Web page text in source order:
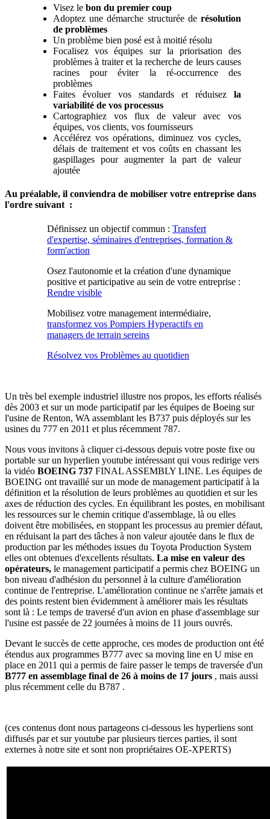
Visez le bon du premier coup
Adoptez une démarche structurée de résolution
de problèmes
Un problème bien posé est à moitié résolu
Focalisez vos équipes sur la priorisation des
problèmes à traiter et la recherche de leurs causes
racines pour éviter la ré-occurrence des
problèmes
Faites évoluer vos standards et réduisez la
variabilité de vos processus
Cartographiez vos flux de valeur avec vos
équipes, vos clients, vos fournisseurs
Accélérez vos opérations, diminuez vos cycles,
délais de traitement et vos coûts en chassant les
gaspillages pour augmenter la part de valeur
ajoutée
Au préalable, il conviendra de mobiliser votre entreprise dans
l'ordre suivant :
Définissez un objectif commun : Transfert
d'expertise, séminaires d'entreprises, formation &
form'action
Osez l'autonomie et la création d'une dynamique
positive et participative au sein de votre entreprise :
Rendre visible
Mobilisez votre management intermédiaire,
transformez vos Pompiers Hyperactifs en
managers de terrain sereins
Résolvez vos Problèmes au quotidien
Un très bel exemple industriel illustre nos propos, les efforts réalisés
dès 2003 et sur un mode participatif par les équipes de Boeing sur
l'usine de Renton, WA assemblant les B737 puis déployés sur les
usines du 777 en 2011 et plus récemment 787.
Nous vous invitons à cliquer ci-dessous depuis votre poste fixe ou
portable sur un hyperlien youtube intéressant qui vous redirige vers
la vidéo BOEING 737 FINAL ASSEMBLY LINE. Les équipes de
BOEING ont travaillé sur un mode de management participatif à la
définition et la résolution de leurs problèmes au quotidien et sur les
axes de réduction des cycles. En équilibrant les postes, en mobilisant
les ressources sur le chemin critique d'assemblage, là ou elles
doivent être mobilisées, en stoppant les processus au premier défaut,
en réduisant la part des tâches à non valeur ajoutée dans le flux de
production par les méthodes issues du Toyota Production System
elles ont obtenues d'excellents résultats. La mise en valeur des
opérateurs, le management participatif a permis chez BOEING un
bon niveau d'adhésion du personnel à la culture d'amélioration
continue de l'entreprise. L'amélioration continue ne s'arrête jamais et
des points restent bien évidemment à améliorer mais les résultats
sont là : Le temps de traversé d'un avion en phase d'assemblage sur
l'usine est passée de 22 journées à moins de 11 jours ouvrés.
Devant le succès de cette approche, ces modes de production ont été
étendus aux programmes B777 avec sa moving line en U mise en
place en 2011 qui a permis de faire passer le temps de traversée d'un
B777 en assemblage final de 26 à moins de 17 jours , mais aussi
plus récemment celle du B787 .
(ces contenus dont nous partageons ci-dessous les hyperliens sont
diffusés par et sur youtube par plusieurs tierces parties, il sont
externes à notre site et sont non propriétaires OE-XPERTS)